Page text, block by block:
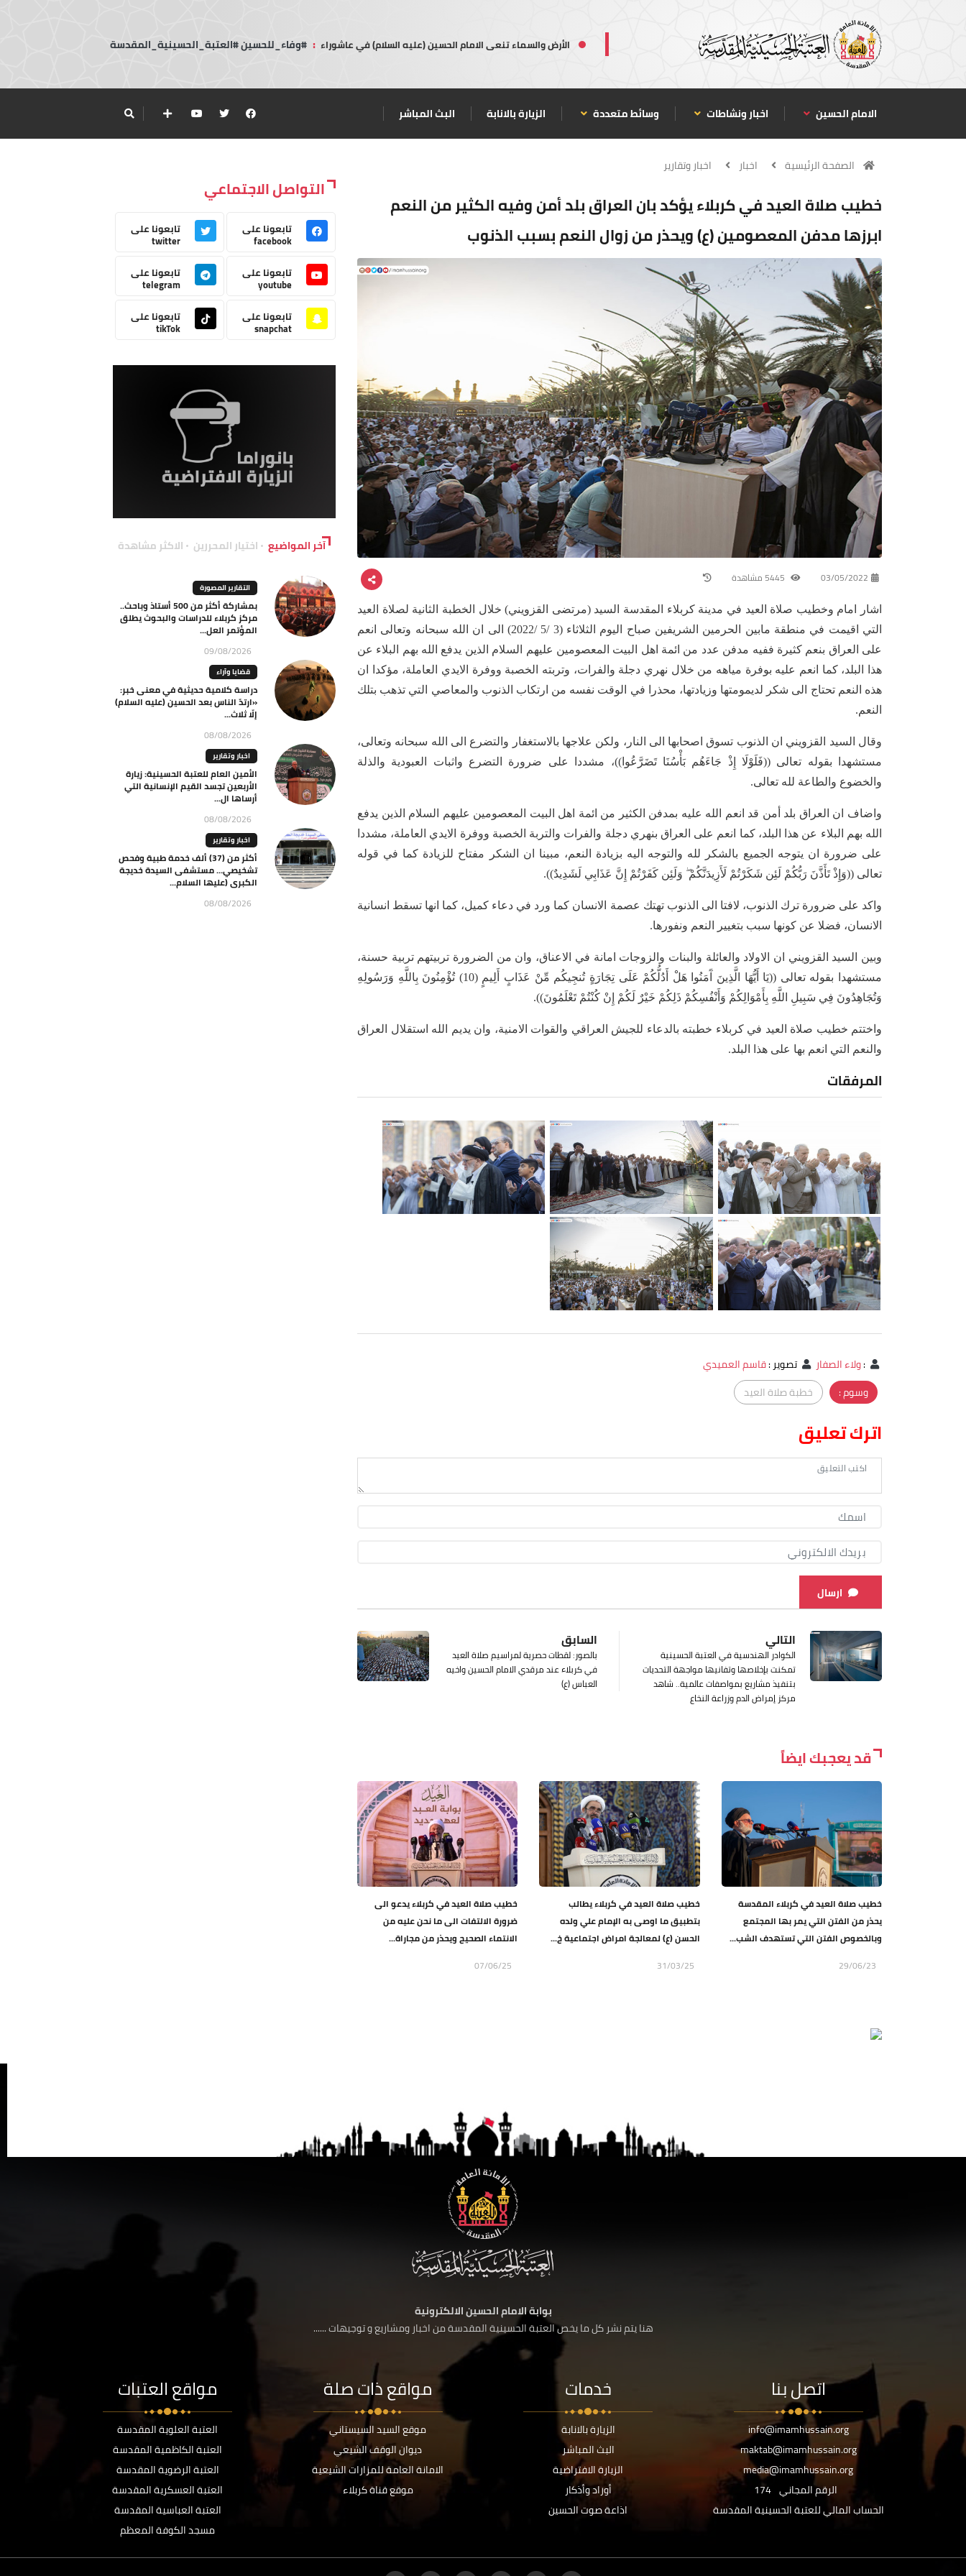
الأرض والسماء تنعى الامام الحسين (عليه السلام) في عاشوراء : #وفاء_للحسين #العتبة_الحسينية_المقدسة
الامام الحسين اخبار ونشاطات وسائط متعددة الزيارة بالانابة البث المباشر
الصفحة الرئيسية اخبار اخبار وتقارير
خطيب صلاة العيد في كربلاء يؤكد بان العراق بلد أمن وفيه الكثير من النعم
ابرزها مدفن المعصومين (ع) ويحذر من زوال النعم بسبب الذنوب
03/05/2022
اشار امام وخطيب صلاة العيد في مدينة كربلاء المقدسة السيد (مرتضى القزويني) خلال الخطبة الثانية لصلاة العيد
التي اقيمت في منطقة مابين الحرمين الشريفين صباح اليوم الثلاثاء (3 /5 /2022) الى ان الله سبحانه وتعالى انعم
على العراق بنعم كثيرة ففيه مدفن عدد من ائمة اهل البيت المعصومين عليهم السلام الذين يدفع الله بهم البلاء عن
هذا البلد، كما انعم عليه بوفرة مياهه من خلال نهري دجلة والفرات، وتربته الخصبة ووفرة الايدي العاملة، مؤكدا ان
هذه النعم تحتاج الى شكر لديمومتها وزيادتها، محذرا في الوقت نفسه من ارتكاب الذنوب والمعاصي التي تذهب بتلك
النعم.
وقال السيد القزويني ان الذنوب تسوق اصحابها الى النار، ولكن علاجها بالاستغفار والتضرع الى الله سبحانه وتعالى،
مستشهدا بقوله تعالى ((فَلَوْلَا إِذْ جَاءَهُم بَأْسُنَا تَضَرَّعُوا))، مشددا على ضرورة التضرع واثبات العبودية والذلة
والخضوع والطاعة لله تعالى.
واضاف ان العراق بلد أمن قد انعم الله عليه بمدفن الكثير من ائمة اهل البيت المعصومين عليهم السلام الذين يدفع
الله بهم البلاء عن هذا البلد، كما انعم على العراق بنهري دجلة والفرات والتربة الخصبة ووفرة الايدي العاملة، مشددا
على ضرورة ان يتوجه الجميع بالشكر لله والتوجه اليه بزيادة النعم، مبينا ان الشكر مفتاح للزيادة كما في قوله
تعالى ((وَإِذْ تَأَذَّنَ رَبُّكُمْ لَئِن شَكَرْتُمْ لَأَزِيدَنَّكُمْ ۖ وَلَئِن كَفَرْتُمْ إِنَّ عَذَابِي لَشَدِيدٌ)).
واكد على ضرورة ترك الذنوب، لافتا الى الذنوب تهتك عصمة الانسان كما ورد في دعاء كميل، كما انها تسقط انسانية
الانسان، فضلا عن كونها سبب بتغيير النعم ونفورها.
وبين السيد القزويني ان الاولاد والعائلة والبنات والزوجات امانة في الاعناق، وان من الضرورة تربيتهم تربية حسنة،
مستشهدا بقوله تعالى ((يَا أَيُّهَا الَّذِينَ آَمَنُوا هَلْ أَدُلُّكُمْ عَلَى تِجَارَةٍ تُنجِيكُم مِّنْ عَذَابٍ أَلِيمٍ (10) تُؤْمِنُونَ بِاللَّهِ وَرَسُولِهِ
وَتُجَاهِدُونَ فِي سَبِيلِ اللَّهِ بِأَمْوَالِكُمْ وَأَنْفُسِكُمْ ذَلِكُمْ خَيْرٌ لَكُمْ إِنْ كُنْتُمْ تَعْلَمُونَ)).
واختتم خطيب صلاة العيد في كربلاء خطبته بالدعاء للجيش العراقي والقوات الامنية، وان يديم الله استقلال العراق
والنعم التي انعم بها على هذا البلد.
المرفقات
:ولاء الصفار تصوير:قاسم العميدي
وسوم :
خطبة صلاة العيد
اترك تعليق
ارسال
السابق
بالصور: لقطات حصرية لمراسيم صلاة العيد
في كربلاء عند مرقدي الامام الحسين واخيه
العباس (ع)
التالي
الكوادر الهندسية في العتبة الحسينية
تمكنت بإخلاصها وتفانيها مواجهة التحديات
بتنفيذ مشاريع بمواصفات عالمية.. شاهد
مركز إمراض الدم وزراعة النخاع
قد يعجبك ايضاً
خطيب صلاة العيد في كربلاء المقدسة
يحذر من الفتن التي يمر بها المجتمع
وبالخصوص الفتن التي تستهدف الشب...
29/06/23
خطيب صلاة العيد في كربلاء يطالب
بتطبيق ما اوصى به الإمام علي ولده
الحسن (ع) لمعالجة امراض اجتماعية خ...
31/03/25
خطيب صلاة العيد في كربلاء يدعو الى
ضرورة الالتفات الى ما نحن عليه من
الانتماء الصحيح ويحذر من مجاراة...
07/06/25
التواصل الاجتماعي
تابعونا على
facebook
تابعونا على
twitter
تابعونا على
youtube
تابعونا على
telegram
تابعونا على
snapchat
تابعونا على
tikTok
آخر المواضيع اختيار المحررين الاكثر مشاهدة
التقارير المصورة
بمشاركة أكثر من 500 أستاذ وباحث..
مركز كربلاء للدراسات والبحوث يطلق
المؤتمر العل...
09/08/2026
قضايا وآراء
دراسة كلامية حديثية في معنى خبر:
«ارتدّ الناس بعد الحسين (عليه السلام)
إلّا ثلاث...
08/08/2026
اخبار وتقارير
الأمين العام للعتبة الحسينية: زيارة
الأربعين تجسد القيم الإنسانية التي
أرساها ال...
08/08/2026
اخبار وتقارير
أكثر من (37) ألف خدمة طبية وفحص
تشخيصي… مستشفى السيدة خديجة
الكبرى (عليها السلام...
08/08/2026
بوابة الامام الحسين الالكترونية
هنا يتم نشر كل ما يخص العتبة الحسينية المقدسة من اخبار ومشاريع و توجيهات ......
اتصل بنا
info@imamhussain.org
maktab@imamhussain.org
media@imamhussain.org
الرقم المجاني 174
الحساب المالي للعتبة الحسينية المقدسة
خدمات
الزيارة بالانابة
البث المباشر
الزيارة الافتراضية
أوراد وأذكار
اذاعة صوت الحسين
مواقع ذات صلة
موقع السيد السيستاني
ديوان الوقف الشيعي
الامانة العامة للمزارات الشيعية
موقع قناة كربلاء
مواقع العتبات
العتبة العلوية المقدسة
العتبة الكاظمية المقدسة
العتبة الرضوية المقدسة
العتبة العسكرية المقدسة
العتبة العباسية المقدسة
مسجد الكوفة المعظم